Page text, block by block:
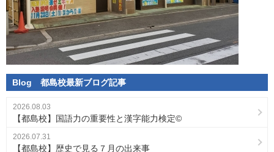
Blog 都島校最新ブログ記事
2026.08.03
【都島校】国語力の重要性と漢字能力検定©
2026.07.31
【都島校】歴史で見る７月の出来事